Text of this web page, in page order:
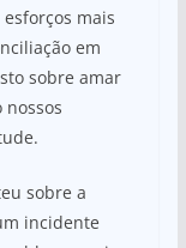
mais
em
sobre amar
sobre a
incidente